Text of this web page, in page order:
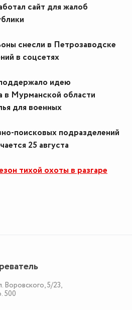
сайт для жалоб
снесли в Петрозаводске
в соцсетях
идею
в Мурманской области
для военных
поисковых подразделений
25 августа
тихой охоты в разгаре
Воровского, 5/23,
500